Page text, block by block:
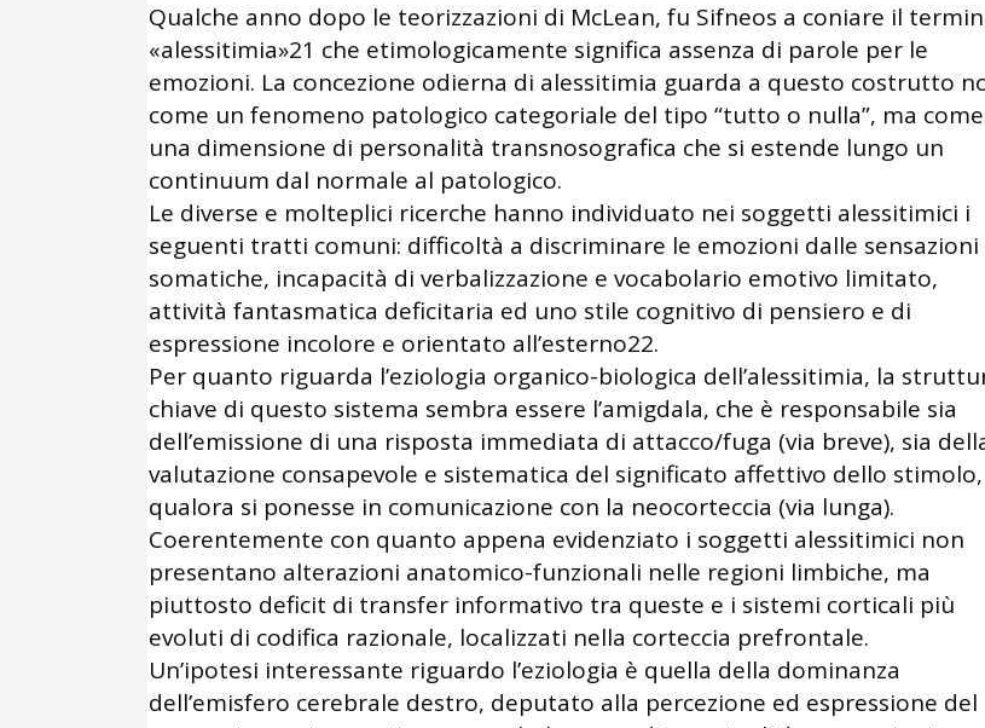
Qualche anno dopo le teorizzazioni di McLean, fu Sifneos a coniare il
«alessitimia»21 che etimologicamente significa assenza di parole per le
emozioni. La concezione odierna di alessitimia guarda a questo costrutto
come un fenomeno patologico categoriale del tipo “tutto o nulla”, ma come
una dimensione di personalità transnosografica che si estende lungo un
continuum dal normale al patologico.
Le diverse e molteplici ricerche hanno individuato nei soggetti alessitimici i
seguenti tratti comuni: difficoltà a discriminare le emozioni dalle sensazioni
somatiche, incapacità di verbalizzazione e vocabolario emotivo limitato,
attività fantasmatica deficitaria ed uno stile cognitivo di pensiero e di
espressione incolore e orientato all’esterno22.
Per quanto riguarda l’eziologia organico-biologica dell’alessitimia, la
chiave di questo sistema sembra essere l’amigdala, che è responsabile sia
dell’emissione di una risposta immediata di attacco/fuga (via breve), sia
valutazione consapevole e sistematica del significato affettivo dello stimolo,
qualora si ponesse in comunicazione con la neocorteccia (via lunga).
Coerentemente con quanto appena evidenziato i soggetti alessitimici non
presentano alterazioni anatomico-funzionali nelle regioni limbiche, ma
piuttosto deficit di transfer informativo tra queste e i sistemi corticali più
evoluti di codifica razionale, localizzati nella corteccia prefrontale.
Un’ipotesi interessante riguardo l’eziologia è quella della dominanza
dell’emisfero cerebrale destro, deputato alla percezione ed espressione del